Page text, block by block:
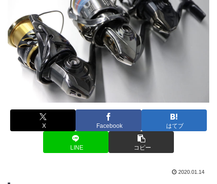
X Facebook はてブ
LINE コピー
2020.01.14